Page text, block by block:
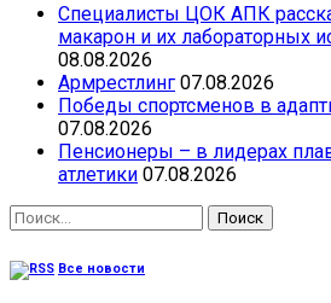
Специалисты ЦОК АПК
макарон и их лабораторных
08.08.2026
Армрестлинг 07.08.2026
Победы спортсменов в
07.08.2026
Пенсионеры – в лидерах
атлетики 07.08.2026
Найти:
Все новости